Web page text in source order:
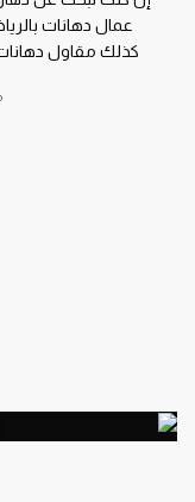
عمال دهانات
كذلك مقاول دهانات